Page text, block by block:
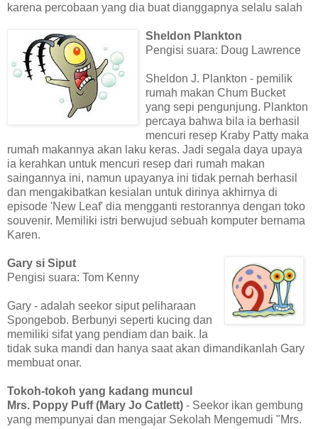
karena percobaan yang dia buat dianggapnya selalu salah
Sheldon Plankton
Pengisi suara: Doug Lawrence
Sheldon J. Plankton - pemilik
rumah makan Chum Bucket
yang sepi pengunjung. Plankton
percaya bahwa bila ia berhasil
mencuri resep Kraby Patty maka
rumah makannya akan laku keras. Jadi segala daya upaya
ia kerahkan untuk mencuri resep dari rumah makan
saingannya ini, namun upayanya ini tidak pernah berhasil
dan mengakibatkan kesialan untuk dirinya akhirnya di
episode 'New Leaf' dia mengganti restorannya dengan toko
souvenir. Memiliki istri berwujud sebuah komputer bernama
Karen.
Gary si Siput
Pengisi suara: Tom Kenny
Gary - adalah seekor siput peliharaan
Spongebob. Berbunyi seperti kucing dan
memiliki sifat yang pendiam dan baik. Ia
tidak suka mandi dan hanya saat akan dimandikanlah Gary
membuat onar.
Tokoh-tokoh yang kadang muncul
Mrs. Poppy Puff (Mary Jo Catlett) - Seekor ikan gembung
yang mempunyai dan mengajar Sekolah Mengemudi "Mrs.